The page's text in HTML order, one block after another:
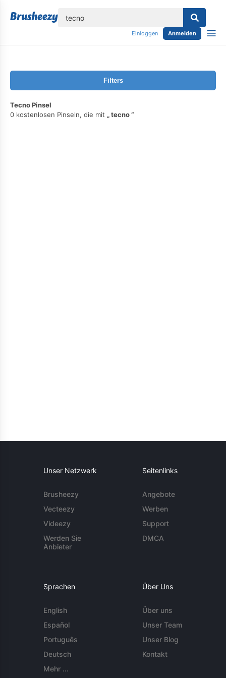
Einloggen Anmelden
Filters
Tecno Pinsel
0 kostenlosen Pinseln, die mit
tecno
Unser Netzwerk
Brusheezy
Vecteezy
Videezy
Werden Sie
Anbieter
Seitenlinks
Angebote
Werben
Support
DMCA
Sprachen
English
Español
Português
Deutsch
Mehr ...
Über Uns
Über uns
Unser Team
Unser Blog
Kontakt